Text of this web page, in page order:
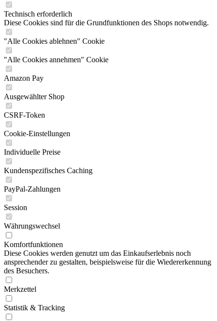
Technisch erforderlich
Diese Cookies sind für die Grundfunktionen des Shops notwendig.
"Alle Cookies ablehnen" Cookie
"Alle Cookies annehmen" Cookie
Amazon Pay
Ausgewählter Shop
CSRF-Token
Cookie-Einstellungen
Individuelle Preise
Kundenspezifisches Caching
PayPal-Zahlungen
Session
Währungswechsel
Komfortfunktionen
Diese Cookies werden genutzt um das Einkaufserlebnis noch
ansprechender zu gestalten, beispielsweise für die Wiedererkennung
des Besuchers.
Merkzettel
Statistik & Tracking